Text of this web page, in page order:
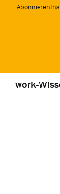
Abonnieren
work-